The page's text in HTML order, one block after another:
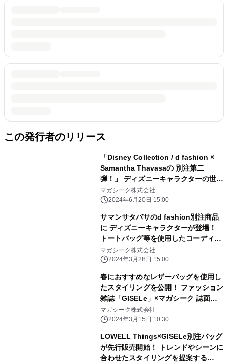
この発行者のリリース
「Disney Collection / d fashion ×
Samantha Thavasaの 別注第二
弾！」 ディズニーキャラクターの世界
観がたっぷり詰まった コレクションア
イテムをd fashionにて公開
マガシーク株式会社
2024年6月20日 15:00
サマンサタバサのd fashion別注商品
に ディズニーキャラクターが登場！
トートバッグ等を使用したコーディネ
ートをd fashionにて公開
マガシーク株式会社
2024年3月28日 15:00
春におすすめなレザーバッグを使用し
たスタイリングを公開！ ファッション
雑誌「GISELe」×マガシーク 誌面連
動企画
マガシーク株式会社
2024年3月15日 10:30
LOWELL Things×GISELe別注バッグ
が先行販売開始！ トレンドやシーンに
合わせたスタイリングを提案する